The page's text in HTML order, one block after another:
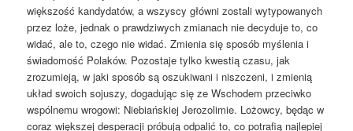
większość kandydatów, a wszyscy główni zostali wytypowanych
przez loże, jednak o prawdziwych zmianach nie decyduje to, co
widać, ale to, czego nie widać. Zmienia się sposób myślenia i
świadomość Polaków. Pozostaje tylko kwestią czasu, jak
zrozumieją, w jaki sposób są oszukiwani i niszczeni, i zmienią
układ swoich sojuszy, dogadując się ze Wschodem przeciwko
wspólnemu wrogowi: Niebiańskiej Jerozolimie. Lożowcy, będąc w
coraz większej desperacji próbują odpalić to, co potrafią najlepiej